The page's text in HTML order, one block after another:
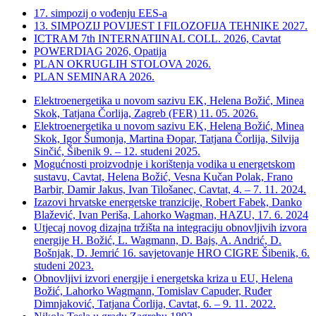
17. simpozij o vođenju EES-a
13. SIMPOZIJ POVIJEST I FILOZOFIJA TEHNIKE 2027.
ICTRAM 7th INTERNATIINAL COLL. 2026, Cavtat
POWERDIAG 2026, Opatija
PLAN OKRUGLIH STOLOVA 2026.
PLAN SEMINARA 2026.
Elektroenergetika u novom sazivu EK, Helena Božić, Minea
Skok, Tatjana Čorlija, Zagreb (FER) 11. 05. 2026.
Elektroenergetika u novom sazivu EK, Helena Božić, Minea
Skok, Igor Šumonja, Martina Đopar, Tatjana Čorlija, Silvija
Sinčić, Šibenik 9. – 12. studeni 2025.
Mogućnosti proizvodnje i korištenja vodika u energetskom
sustavu, Cavtat, Helena Božić, Vesna Kučan Polak, Frano
Barbir, Damir Jakus, Ivan Tilošanec, Cavtat, 4. – 7. 11. 2024.
Izazovi hrvatske energetske tranzicije, Robert Fabek, Danko
Blažević, Ivan Periša, Lahorko Wagman, HAZU, 17. 6. 2024
Utjecaj novog dizajna tržišta na integraciju obnovljivih izvora
energije H. Božić, L. Wagmann, D. Bajs, A. Andrić, D.
Bošnjak, D. Jemrić 16. savjetovanje HRO CIGRE Šibenik, 6.
studeni 2023.
Obnovljivi izvori energije i energetska kriza u EU, Helena
Božić, Lahorko Wagmann, Tomislav Capuder, Ruđer
Dimnjaković, Tatjana Čorlija, Cavtat, 6. – 9. 11. 2022.